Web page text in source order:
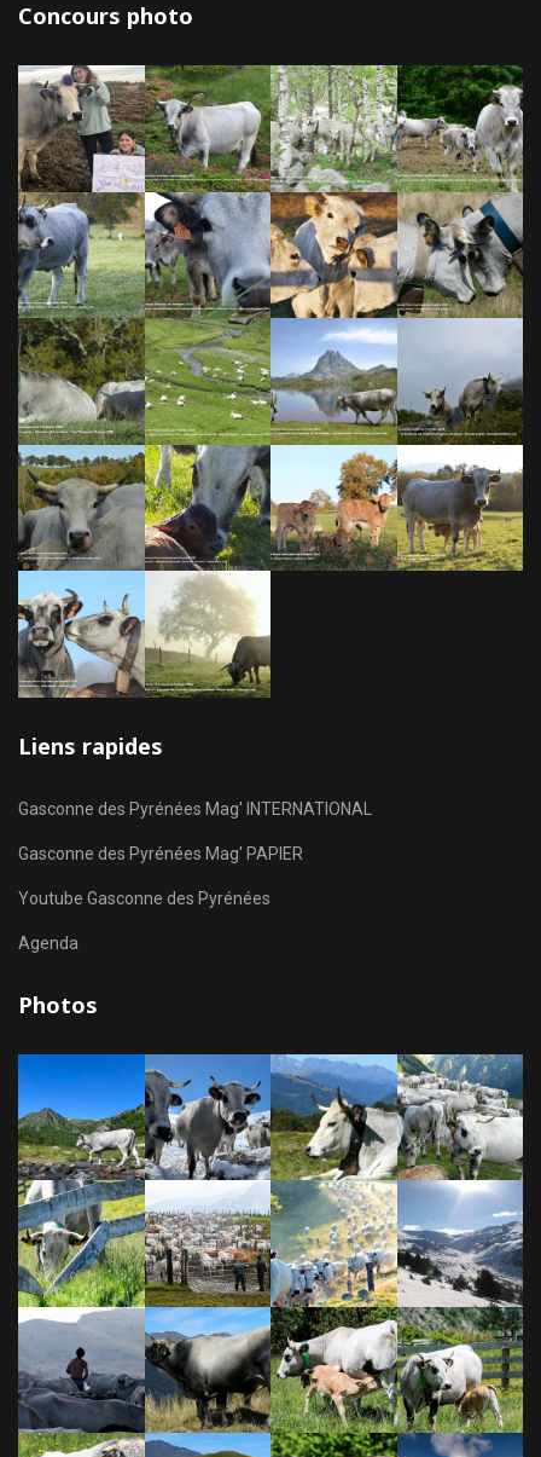
Concours photo
Liens rapides
Gasconne des Pyrénées Mag' INTERNATIONAL
Gasconne des Pyrénées Mag' PAPIER
Youtube Gasconne des Pyrénées
Agenda
Photos